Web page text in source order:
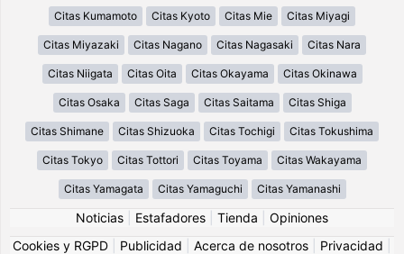
Citas Kumamoto Citas Kyoto Citas Mie Citas Miyagi
Citas Miyazaki Citas Nagano Citas Nagasaki Citas Nara
Citas Niigata Citas Oita Citas Okayama Citas Okinawa
Citas Osaka Citas Saga Citas Saitama Citas Shiga
Citas Shimane Citas Shizuoka Citas Tochigi Citas Tokushima
Citas Tokyo Citas Tottori Citas Toyama Citas Wakayama
Citas Yamagata Citas Yamaguchi Citas Yamanashi
Noticias Estafadores Tienda
Opiniones
Cookies y RGPD
Publicidad Acerca de nosotros Privacidad